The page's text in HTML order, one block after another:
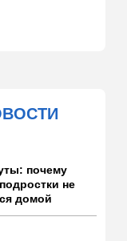
почему
не
домой